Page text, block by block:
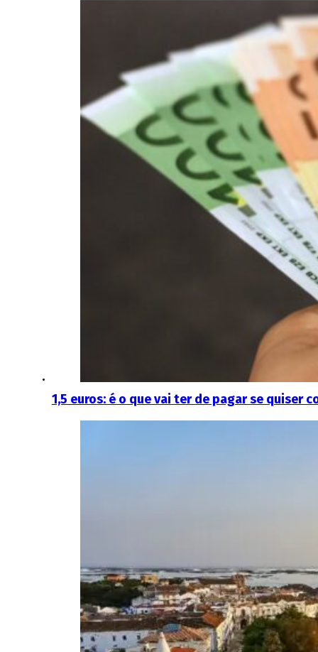
1,5 euros: é o que vai ter de pagar se quiser